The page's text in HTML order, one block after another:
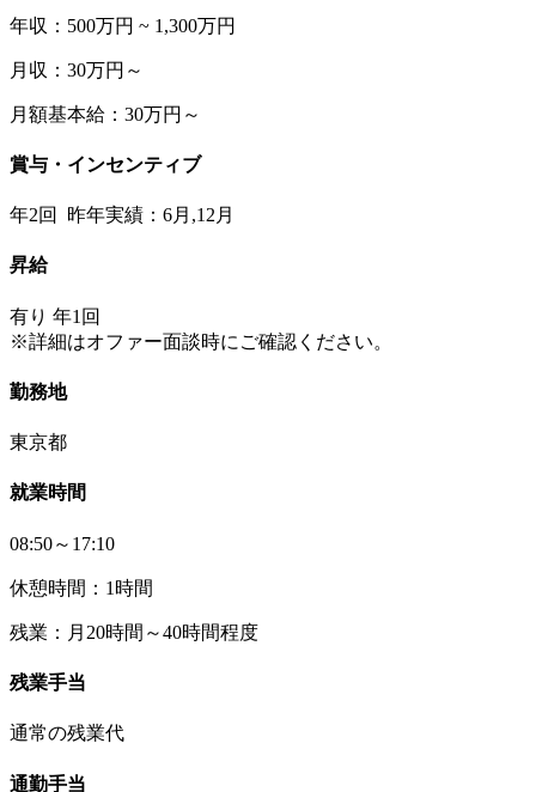
年収：500万円 ~ 1,300万円
月収：30万円～
月額基本給：30万円～
賞与・インセンティブ
年2回 昨年実績：6月,12月
昇給
有り 年1回
※詳細はオファー面談時にご確認ください。
勤務地
東京都
就業時間
08:50～17:10
休憩時間：1時間
残業：月20時間～40時間程度
残業手当
通常の残業代
通勤手当